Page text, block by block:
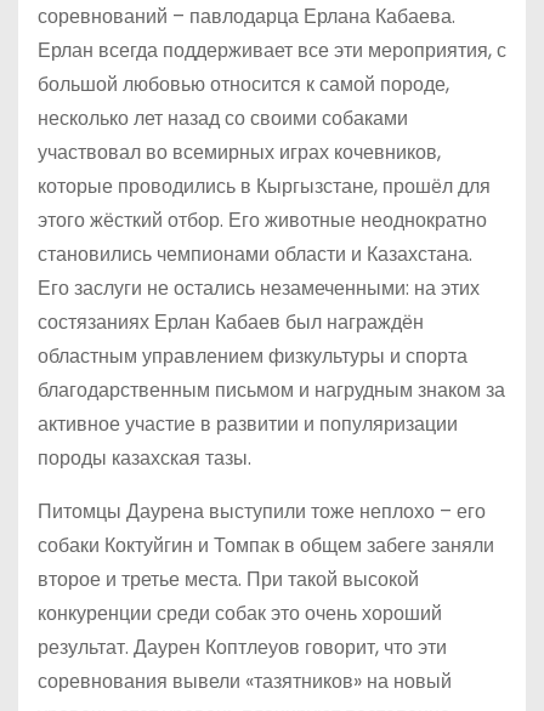
соревнований – павлодарца Ерлана Кабаева.
Ерлан всегда поддерживает все эти мероприятия, с
большой любовью относится к самой породе,
несколько лет назад со своими собаками
участвовал во всемирных играх кочевников,
которые проводились в Кыргызстане, прошёл для
этого жёсткий отбор. Его животные неоднократно
становились чемпионами области и Казахстана.
Его заслуги не остались незамеченными: на этих
состязаниях Ерлан Кабаев был награждён
областным управлением физкультуры и спорта
благодарственным письмом и нагрудным знаком за
активное участие в развитии и популяризации
породы казахская тазы.
Питомцы Даурена выступили тоже неплохо – его
собаки Коктуйгин и Томпак в общем забеге заняли
второе и третье места. При такой высокой
конкуренции среди собак это очень хороший
результат. Даурен Коптлеуов говорит, что эти
соревнования вывели «тазятников» на новый